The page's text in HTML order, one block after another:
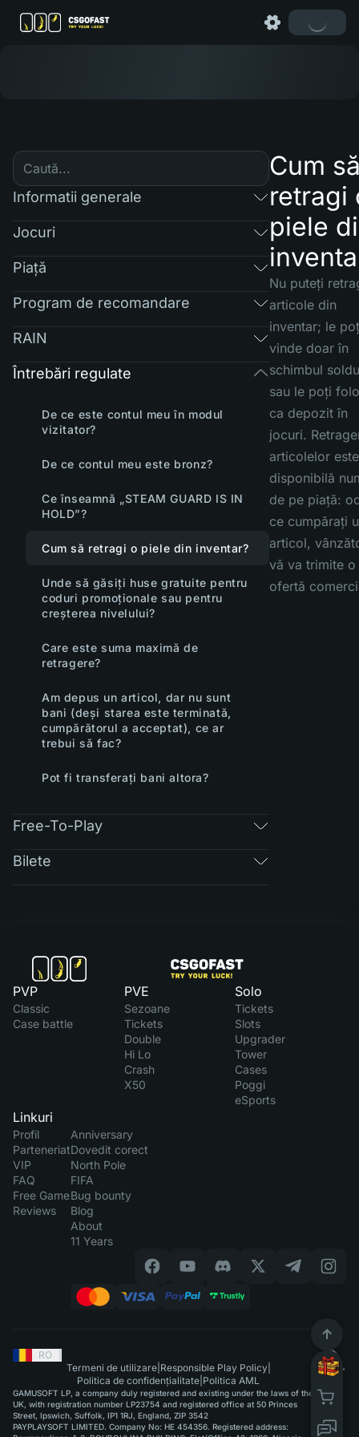
Informatii generale
Jocuri
Piaţă
Program de recomandare
RAIN
Întrebări regulate
De ce este contul meu în modul
vizitator?
De ce contul meu este bronz?
Ce înseamnă „STEAM GUARD IS IN
HOLD”?
Cum să retragi o piele din inventar?
Unde să găsiți huse gratuite pentru
coduri promoționale sau pentru
creșterea nivelului?
Care este suma maximă de
retragere?
Am depus un articol, dar nu sunt
bani (deși starea este terminată,
cumpărătorul a acceptat), ce ar
trebui să fac?
Pot fi transferați bani altora?
Free-To-Play
Bilete
Cum
retragi
piele
Nu puteți
articole din
inventar; le
vinde doar în
schimbul
sau le poți
ca depozit în
jocuri.
articolelor este
disponibilă
de pe piață:
ce cumpărați
articol,
vă va trimite o
ofertă
PVP
Classic
Case battle
PVE
Sezoane
Tickets
Double
Hi Lo
Crash
X50
Solo
Tickets
Slots
Upgrader
Tower
Cases
Poggi
eSports
Linkuri
Profil
Parteneriat
VIP
FAQ
Free Game
Reviews
Anniversary
Dovedit corect
North Pole
FIFA
Bug bounty
Blog
About
11 Years
RO
Termeni de utilizare| Responsible Play Policy|
Politica de confidențialitate Politica AML
GAMUSOFT LP, a company duly registered and existing under the laws of the
UK, with registration number LP23754 and registered office at 50 Princes
Street, Ipswich, Suffolk, IP1 1RJ, England, ZIP 3542
PAYPLAYSOFT LIMITED. Company No: HE 454356. Registered address: